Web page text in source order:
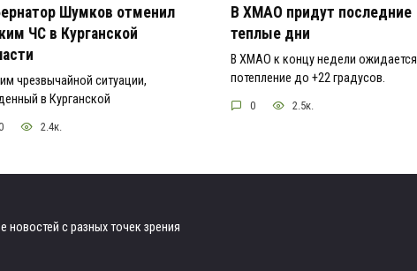
Шумков отменил
ЧС в Курганской
чрезвычайной ситуации,
в Курганской
2.4к.
В ХМАО придут последние
теплые дни
В ХМАО к концу недели ожидается
потепление до +22 градусов.
0 2.5к.
с разных точек зрения